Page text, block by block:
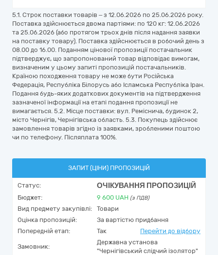
5.1. Строк поставки товарів – з 12.06.2026 по 25.06.2026 року.
Поставка здійснюється двома партіями: по 120 кг: 12.06.2026
та 25.06.2026 (або протягом трьох днів після надання заявки
на поставку товару). Поставка здійснюється в робочий день з
08.00 до 16.00. Поданням цінової пропозиції постачальник
підтверджує, що запропонований товар відповідає вимогам,
визначеним у цьому запиті пропозицій постачальників.
Країною походження товару не може бути Російська
Федерація, Республіка Білорусь або Ісламська Республіка Іран.
Подання будь-яких додаткових документів на підтвердження
зазначеної інформації на етапі подання пропозиції не
вимагається. 5.2. Місце поставки: вул. Реміснича, будинок 2,
місто Чернігів, Чернігівська область. 5.3. Покупець здійснює
замовлення товарів згідно із заявками, зробленими поштою
чи по телефону. Післяплата 100%.
ЗАПИТ (ЦІНИ) ПРОПОЗИЦІЙ
Статус: ОЧІКУВАННЯ ПРОПОЗИЦІЙ
Бюджет: 9 600 UAH (з ПДВ)
Вид предмету закупівлі:
Товари
Оцінка пропозицій:
За вартістю придбання
Попередній етап:
Так Перейти до відбору
Замовник:
Державна установа
"Чернігівський слідчий ізолятор"